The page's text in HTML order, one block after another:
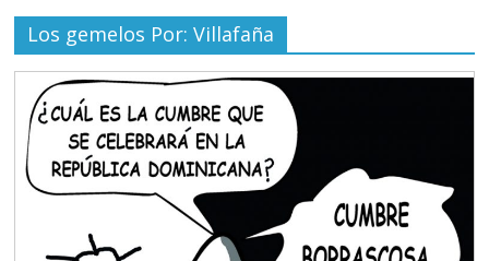
Los gemelos Por: Villafaña